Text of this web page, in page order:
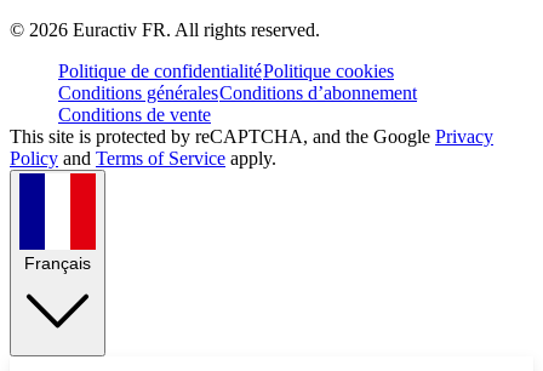
© 2026 Euractiv FR. All rights reserved.
Politique de confidentialitéPolitique cookies
Conditions généralesConditions d’abonnement
Conditions de vente
This site is protected by reCAPTCHA, and the Google Privacy
Policy and Terms of Service apply.
Français